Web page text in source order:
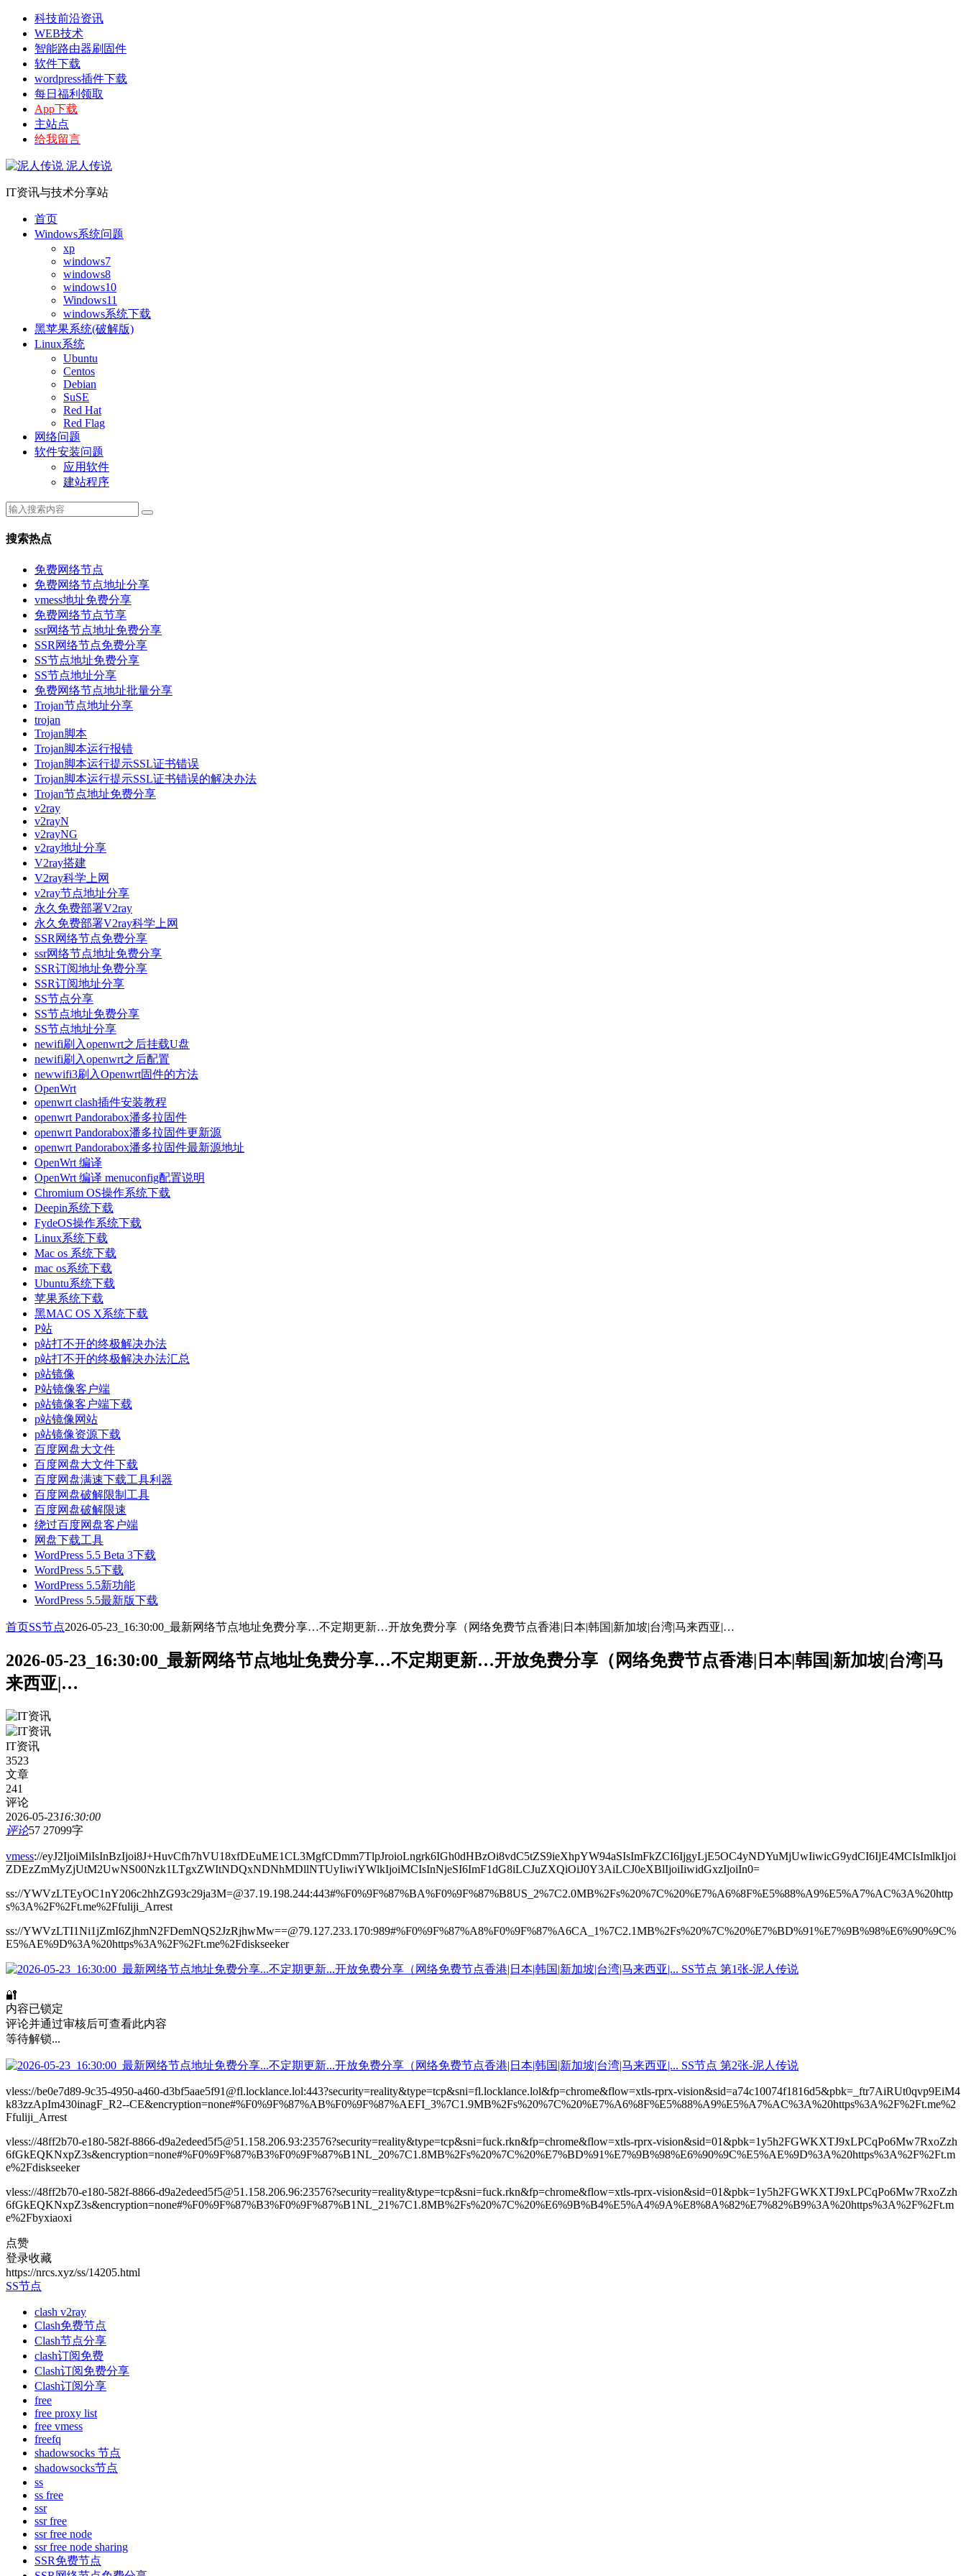
科技前沿资讯
WEB技术
智能路由器刷固件
软件下载
wordpress插件下载
每日福利领取
App下载
主站点
给我留言
泥人传说
IT资讯与技术分享站
首页
Windows系统问题
xp
windows7
windows8
windows10
Windows11
windows系统下载
黑苹果系统(破解版)
Linux系统
Ubuntu
Centos
Debian
SuSE
Red Hat
Red Flag
网络问题
软件安装问题
应用软件
建站程序
搜索热点
免费网络节点
免费网络节点地址分享
vmess地址免费分享
免费网络节点节享
ssr网络节点地址免费分享
SSR网络节点免费分享
SS节点地址免费分享
SS节点地址分享
免费网络节点地址批量分享
Trojan节点地址分享
trojan
Trojan脚本
Trojan脚本运行报错
Trojan脚本运行提示SSL证书错误
Trojan脚本运行提示SSL证书错误的解决办法
Trojan节点地址免费分享
v2ray
v2rayN
v2rayNG
v2ray地址分享
V2ray搭建
V2ray科学上网
v2ray节点地址分享
永久免费部署V2ray
永久免费部署V2ray科学上网
SSR网络节点免费分享
ssr网络节点地址免费分享
SSR订阅地址免费分享
SSR订阅地址分享
SS节点分享
SS节点地址免费分享
SS节点地址分享
newifi刷入openwrt之后挂载U盘
newifi刷入openwrt之后配置
newwifi3刷入Openwrt固件的方法
OpenWrt
openwrt clash插件安装教程
openwrt Pandorabox潘多拉固件
openwrt Pandorabox潘多拉固件更新源
openwrt Pandorabox潘多拉固件最新源地址
OpenWrt 编译
OpenWrt 编译 menuconfig配置说明
Chromium OS操作系统下载
Deepin系统下载
FydeOS操作系统下载
Linux系统下载
Mac os 系统下载
mac os系统下载
Ubuntu系统下载
苹果系统下载
黑MAC OS X系统下载
P站
p站打不开的终极解决办法
p站打不开的终极解决办法汇总
p站镜像
P站镜像客户端
p站镜像客户端下载
p站镜像网站
p站镜像资源下载
百度网盘大文件
百度网盘大文件下载
百度网盘满速下载工具利器
百度网盘破解限制工具
百度网盘破解限速
绕过百度网盘客户端
网盘下载工具
WordPress 5.5 Beta 3下载
WordPress 5.5下载
WordPress 5.5新功能
WordPress 5.5最新版下载
首页SS节点2026-05-23_16:30:00_最新网络节点地址免费分享…不定期更新…开放免费分享（网络免费节点香港|日本|韩国|新加坡|台湾|马来西亚|…
2026-05-23_16:30:00_最新网络节点地址免费分享…不定期更新…开放免费分享（网络免费节点香港|日本|韩国|新加坡|台湾|马
来西亚|…
IT资讯
3523
文章
241
评论
2026-05-2316:30:00
评论57 27099字
vmess://eyJ2IjoiMiIsInBzIjoi8J+HuvCfh7hVU18xfDEuME1CL3MgfCDmm7TlpJroioLngrk6IGh0dHBzOi8vdC5tZS9ieXhpYW94aSIsImFkZCI6IjgyLjE5OC4yNDYuMjUwIiwicG9ydCI6IjE4MCIsImlkIjoi
ZDEzZmMyZjUtM2UwNS00Nzk1LTgxZWItNDQxNDNhMDllNTUyIiwiYWlkIjoiMCIsInNjeSI6ImF1dG8iLCJuZXQiOiJ0Y3AiLCJ0eXBlIjoiIiwidGxzIjoiIn0=
ss://YWVzLTEyOC1nY206c2hhZG93c29ja3M=@37.19.198.244:443#%F0%9F%87%BA%F0%9F%87%B8US_2%7C2.0MB%2Fs%20%7C%20%E7%A6%8F%E5%88%A9%E5%A7%AC%3A%20http
s%3A%2F%2Ft.me%2Ffuliji_Arrest
ss://YWVzLTI1Ni1jZmI6ZjhmN2FDemNQS2JzRjhwMw==@79.127.233.170:989#%F0%9F%87%A8%F0%9F%87%A6CA_1%7C2.1MB%2Fs%20%7C%20%E7%BD%91%E7%9B%98%E6%90%9C%
E5%AE%9D%3A%20https%3A%2F%2Ft.me%2Fdiskseeker
🔐
内容已锁定
评论并通过审核后可查看此内容
等待解锁...
vless://be0e7d89-9c35-4950-a460-d3bf5aae5f91@fl.locklance.lol:443?security=reality&type=tcp&sni=fl.locklance.lol&fp=chrome&flow=xtls-rprx-vision&sid=a74c10074f1816d5&pbk=_ftr7AiRUt0qvp9EiM4
k83zzApIm430inagF_R2--CE&encryption=none#%F0%9F%87%AB%F0%9F%87%AEFI_3%7C1.9MB%2Fs%20%7C%20%E7%A6%8F%E5%88%A9%E5%A7%AC%3A%20https%3A%2F%2Ft.me%2
Ffuliji_Arrest
vless://48ff2b70-e180-582f-8866-d9a2edeed5f5@51.158.206.93:23576?security=reality&type=tcp&sni=fuck.rkn&fp=chrome&flow=xtls-rprx-vision&sid=01&pbk=1y5h2FGWKXTJ9xLPCqPo6Mw7RxoZzh
6fGkEQKNxpZ3s&encryption=none#%F0%9F%87%B3%F0%9F%87%B1NL_20%7C1.8MB%2Fs%20%7C%20%E7%BD%91%E7%9B%98%E6%90%9C%E5%AE%9D%3A%20https%3A%2F%2Ft.m
e%2Fdiskseeker
vless://48ff2b70-e180-582f-8866-d9a2edeed5f5@51.158.206.96:23576?security=reality&type=tcp&sni=fuck.rkn&fp=chrome&flow=xtls-rprx-vision&sid=01&pbk=1y5h2FGWKXTJ9xLPCqPo6Mw7RxoZzh
6fGkEQKNxpZ3s&encryption=none#%F0%9F%87%B3%F0%9F%87%B1NL_21%7C1.8MB%2Fs%20%7C%20%E6%9B%B4%E5%A4%9A%E8%8A%82%E7%82%B9%3A%20https%3A%2F%2Ft.m
e%2Fbyxiaoxi
点赞
登录收藏
https://nrcs.xyz/ss/14205.html
SS节点
clash v2ray
Clash免费节点
Clash节点分享
clash订阅免费
Clash订阅免费分享
Clash订阅分享
free
free proxy list
free vmess
freefq
shadowsocks 节点
shadowsocks节点
ss
ss free
ssr
ssr free
ssr free node
ssr free node sharing
SSR免费节点